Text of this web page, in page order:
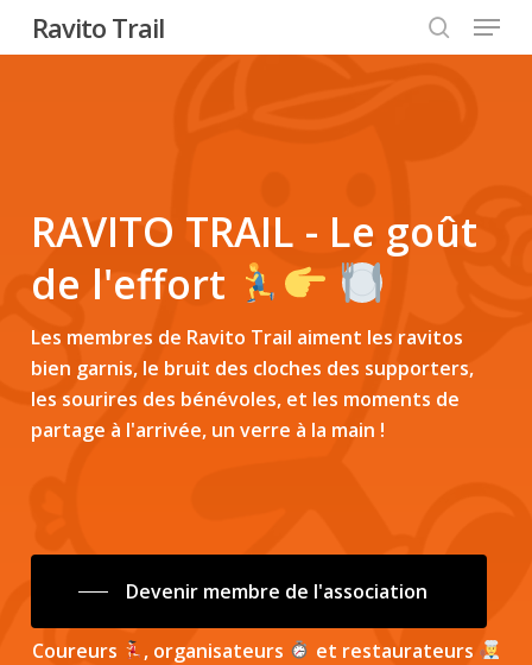
Ravito Trail
search
Menu
RAVITO TRAIL - Le goût
de l'effort
Les membres de Ravito Trail aiment les ravitos
bien garnis, le bruit des cloches des supporters,
les sourires des bénévoles, et les moments de
partage à l'arrivée, un verre à la main !
Devenir membre de l'association
Coureurs , organisateurs et restaurateurs